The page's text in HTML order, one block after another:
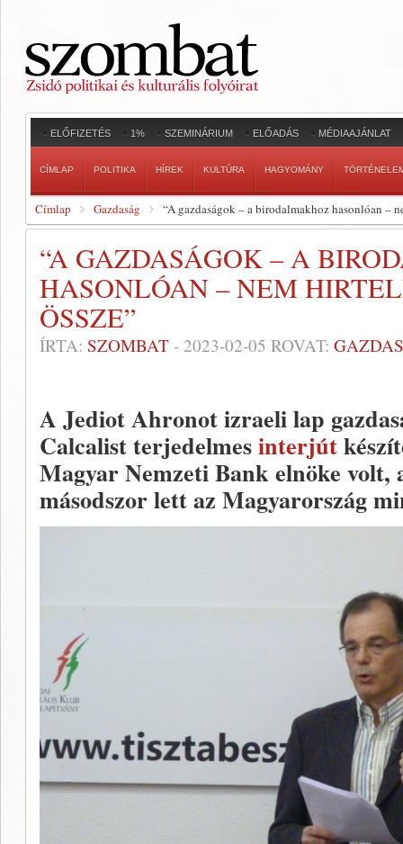
ELŐFIZETÉS 1% SZEMINÁRIUM ELŐADÁS MÉDIAAJÁNLAT
CÍMLAP POLITIKA HÍREK KULTÚRA HAGYOMÁNY
Címlap Gazdaság “A gazdaságok – a birodalmakhoz hasonlóan –
“A GAZDASÁGOK – A
HASONLÓAN – NEM
ÖSSZE”
ÍRTA: SZOMBAT - 2023-02-05 ROVAT:
A Jediot Ahronot izraeli lap
Calcalist terjedelmesinterjút
Magyar Nemzeti Bank elnöke
másodszor lett az Magyarország